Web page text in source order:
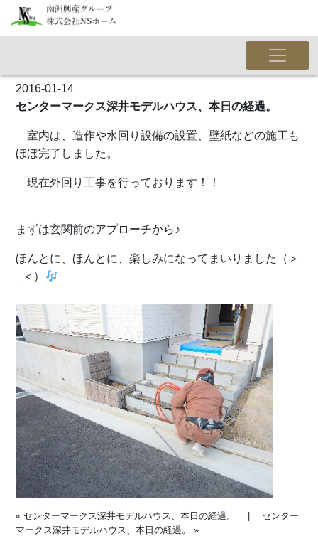
2016-01-14
センターマークス深井モデルハウス、本日の経過。
室内は、造作や水回り設備の設置、壁紙などの施工も
ほぼ完了しました。
現在外回り工事を行っております！！
まずは玄関前のアプローチから♪
ほんとに、ほんとに、楽しみになってまいりました（＞
_＜）
« センターマークス深井モデルハウス、本日の経過。 |
センター
マークス深井モデルハウス、本日の経過。
»